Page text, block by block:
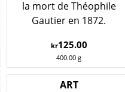
la mort de Théophile
Gautier en 1872.
kr125.00
400.00 g
ART